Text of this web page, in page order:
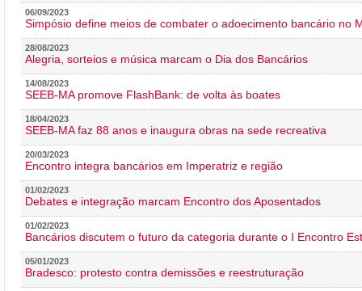
06/09/2023
Simpósio define meios de combater o adoecimento bancário no
28/08/2023
Alegria, sorteios e música marcam o Dia dos Bancários
14/08/2023
SEEB-MA promove FlashBank: de volta às boates
18/04/2023
SEEB-MA faz 88 anos e inaugura obras na sede recreativa
20/03/2023
Encontro integra bancários em Imperatriz e região
01/02/2023
Debates e integração marcam Encontro dos Aposentados
01/02/2023
Bancários discutem o futuro da categoria durante o I Encontro
05/01/2023
Bradesco: protesto contra demissões e reestruturação